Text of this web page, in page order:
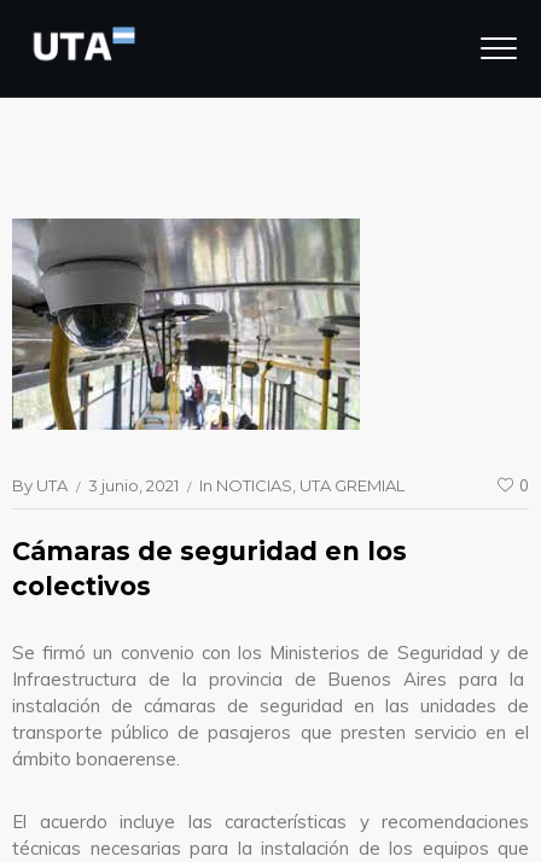
By UTA 3 junio, 2021 In NOTICIAS UTA GREMIAL 0
Cámaras de seguridad en los
colectivos
Se firmó un convenio con los Ministerios de Seguridad y de
Infraestructura de la provincia de Buenos Airespara la
instalación de cámaras de seguridad en las unidades de
transporte público de pasajeros que presten servicio en el
ámbito bonaerense.
El acuerdo incluye las características y recomendaciones
técnicas necesarias para la instalación de los equipos que